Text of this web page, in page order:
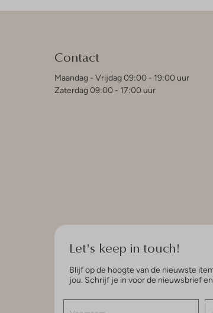
Contact
Maandag - Vrijdag 09:00 - 19:00 uur
Zaterdag 09:00 - 17:00 uur
Let's keep in touch!
Blijf op de hoogte van de nieuwste
jou. Schrijf je in voor de nieuwsbrief